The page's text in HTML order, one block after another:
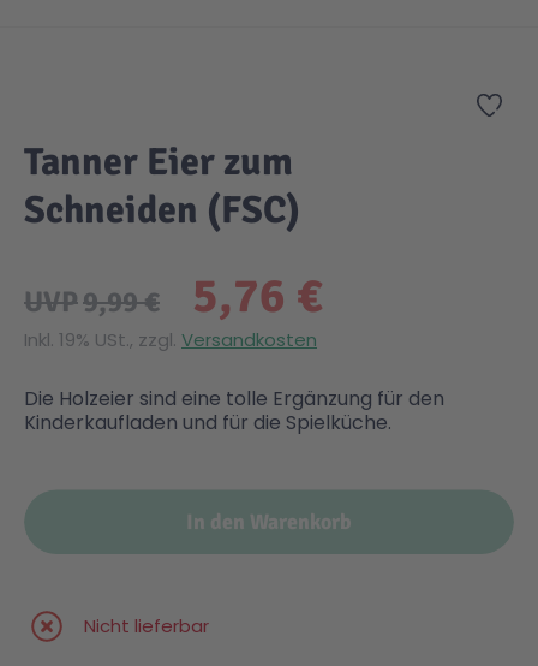
Zur
Tanner Eier zum
Schneiden (FSC)
5,76 €
UVP9,99 €
Inkl. 19% USt., zzgl. Versandkosten
Die Holzeier sind eine tolle Ergänzung für den
Kinderkaufladen und für die Spielküche.
In den Warenkorb
Nicht lieferbar